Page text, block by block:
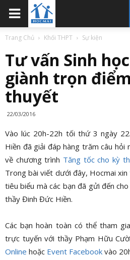
Trang Chủ Khối THPT Sự kiện
Tư vấn Sinh
giành trọn
thuyết
22/03/2016
Vào lúc 20h-22h tối thứ 3 ngày
Hiền đã giải đáp hàng trăm câu hỏi
về chương trình Tăng tốc cho kỳ
Trong bài viết dưới đây, Hocmai
tiêu biểu mà các bạn đã gửi đến
thầy Đinh Đức Hiền.
Các bạn hoàn toàn có thể tham
trực tuyến với thầy Phạm Hữu
Online hoặc Event Facebook vào